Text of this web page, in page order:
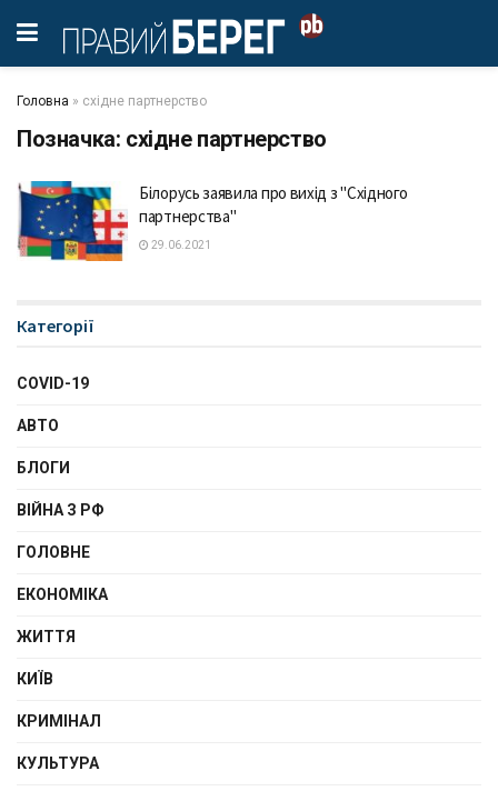
Головна » східне партнерство
Позначка: східне партнерство
Білорусь заявила про вихід з "Східного
партнерства"
29.06.2021
Категорії
COVID-19
АВТО
БЛОГИ
ВІЙНА З РФ
ГОЛОВНЕ
ЕКОНОМІКА
ЖИТТЯ
КИЇВ
КРИМІНАЛ
КУЛЬТУРА